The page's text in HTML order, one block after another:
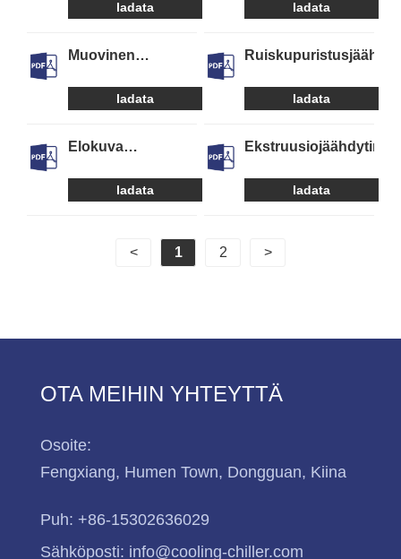
ladata ladata
Muovinen
prosessijäähdytysjäähdytin
ladata ladata
Elokuva
Puhallusjäähdyttimet
ladata
Ekstruusiojäähdytin
ladata
< 1 2 >
OTA MEIHIN YHTEYTTÄ
Osoite:
Fengxiang, Humen Town, Dongguan, Kiina
Puh: +86-15302636029
Sähköposti: info@cooling-chiller.com